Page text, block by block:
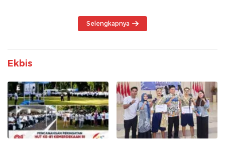
Selengkapnya
Ekbis